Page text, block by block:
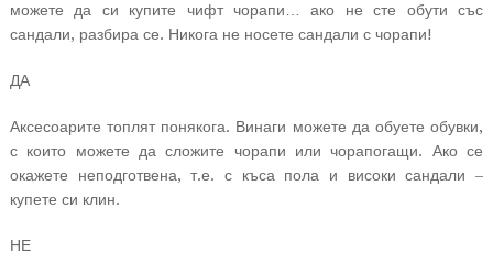
можете да си купите чифт чорапи… ако не сте обути със
сандали, разбира се. Никога не носете сандали с чорапи!
ДА
Аксесоарите топлят понякога. Винаги можете да обуете обувки,
с които можете да сложите чорапи или чорапогащи. Ако се
окажете неподготвена, т.е. с къса пола и високи сандали –
купете си клин.
НЕ